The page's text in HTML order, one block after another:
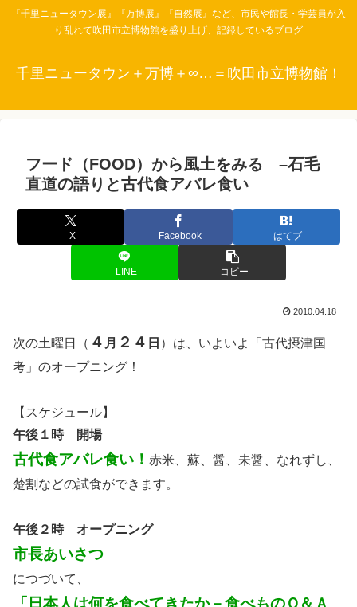
『千里ニュータウン展』『万博展』『自然展』など、市民や館長・学芸員が入
り乱れて吹田市立博物館を盛り上げ、記録しているブログ
千里ニュータウン＋万博＋∞…＝吹田市立博物館！
フード（FOOD）から風土をみる –石毛
直道の語りと古代食アバレ食い
X Facebook はてブ
LINE コピー
2010.04.18
次の土曜日（ ４ 月 ２４ 日 ）は、いよいよ「古代摂津国
考」のオープニング！
【スケジュール】
午後１時 開場
古代食アバレ食い！ 赤米、蘇、醤、未醤、なれずし、
楚割などの試食ができます。
午後２時 オープニング
市長あいさつ
につづいて、
「日本人は何を食べてきたか－食べものＱ＆Ａ